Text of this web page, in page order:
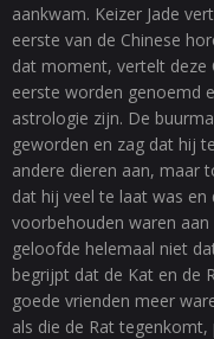
aankwam. Keizer Jade
eerste van de Chinese
dat moment, vertelt deze
eerste worden genoemd
astrologie zijn. De
geworden en zag dat hij
andere dieren aan, maar
dat hij veel te laat was
voorbehouden waren
geloofde helemaal niet
begrijpt dat de Kat en de
goede vrienden meer
als die de Rat